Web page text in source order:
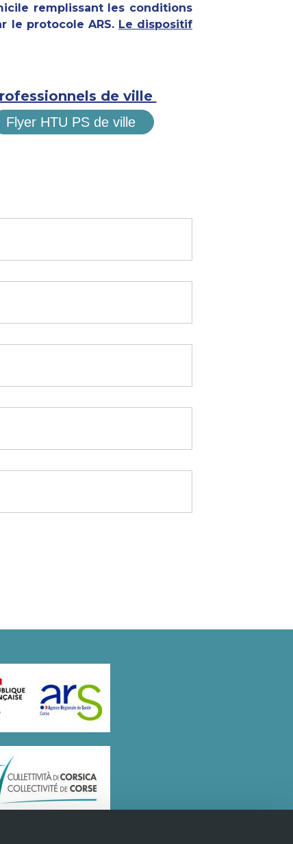
remplissant les conditions
le protocole ARS. Le dispositif
de ville
Flyer HTU PS de ville